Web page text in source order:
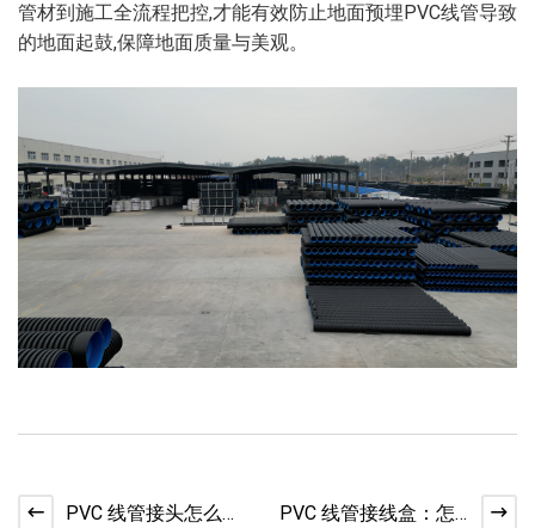
管材到施工全流程把控,才能有效防止地面预埋PVC线管导致
的地面起鼓,保障地面质量与美观。
PVC 线管接头怎么
PVC 线管接线盒：怎